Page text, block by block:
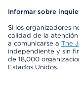
Informar sobre
Si los organizadores
calidad de la
a comunicarse a The
independiente y sin
de 18,000
Estados Unidos.